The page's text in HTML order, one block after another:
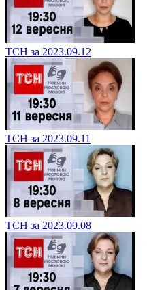
ТСН за 2023.09.12
ТСН за 2023.09.11
ТСН за 2023.09.08